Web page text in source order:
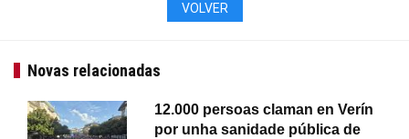
VOLVER
Novas relacionadas
12.000 persoas claman en Verín
por unha sanidade pública de